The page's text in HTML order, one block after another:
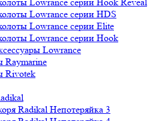
Lowrance серии HDS
Lowrance серии Elite
Lowrance серии Hook
Lowrance
Raymarine
Rivotek
Radikal Непотеряйка 3